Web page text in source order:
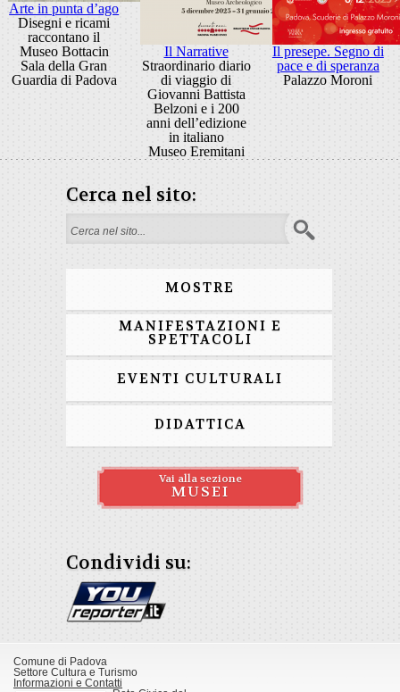
Arte in punta d’ago
Disegni e ricami
raccontano il
Museo Bottacin
Sala della Gran
Guardia di Padova
Il Narrative
Straordinario diario
di viaggio di
Giovanni Battista
Belzoni e i 200
anni dell’edizione
in italiano
Museo Eremitani
Il presepe. Segno di
pace e di speranza
Palazzo Moroni
Cerca nel sito:
Form di ricerca
MOSTRE
MANIFESTAZIONI E
SPETTACOLI
EVENTI CULTURALI
DIDATTICA
Vai alla sezione
MUSEI
Condividi su:
Comune di Padova
Settore Cultura e Turismo
Informazioni e Contatti